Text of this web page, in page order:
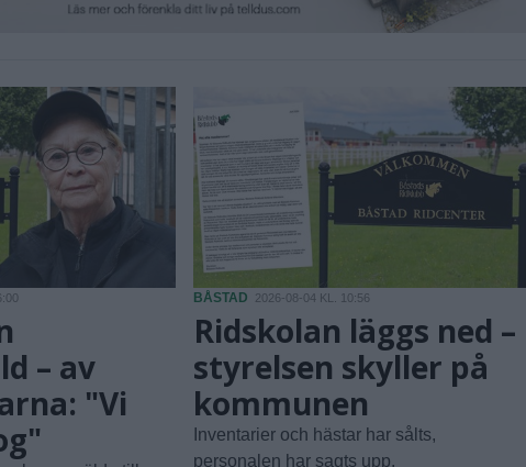
– av
"Vi
BÅSTAD 2026-08-04 KL. 10:56
Ridskolan läggs ned –
styrelsen skyller på
kommunen
Inventarier och hästar har sålts,
personalen har sagts upp.